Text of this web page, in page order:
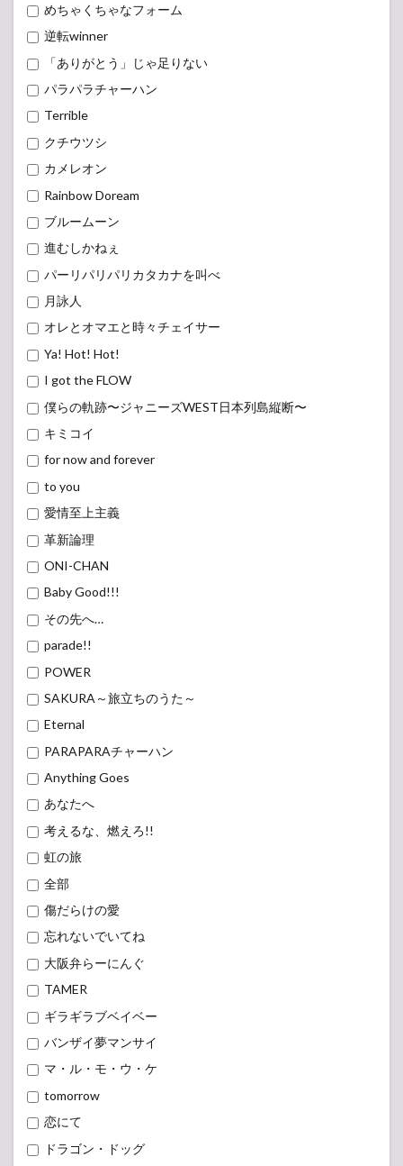
めちゃくちゃなフォーム
逆転winner
「ありがとう」じゃ足りない
パラパラチャーハン
Terrible
クチウツシ
カメレオン
Rainbow Doream
ブルームーン
進むしかねぇ
パーリパリパリカタカナを叫べ
月詠人
オレとオマエと時々チェイサー
Ya! Hot! Hot!
I got the FLOW
僕らの軌跡〜ジャニーズWEST日本列島縦断〜
キミコイ
for now and forever
to you
愛情至上主義
革新論理
ONI-CHAN
Baby Good!!!
その先へ…
parade!!
POWER
SAKURA～旅立ちのうた～
Eternal
PARAPARAチャーハン
Anything Goes
あなたへ
考えるな、燃えろ!!
虹の旅
全部
傷だらけの愛
忘れないでいてね
大阪弁らーにんぐ
TAMER
ギラギラブベイベー
バンザイ夢マンサイ
マ・ル・モ・ウ・ケ
tomorrow
恋にて
ドラゴン・ドッグ